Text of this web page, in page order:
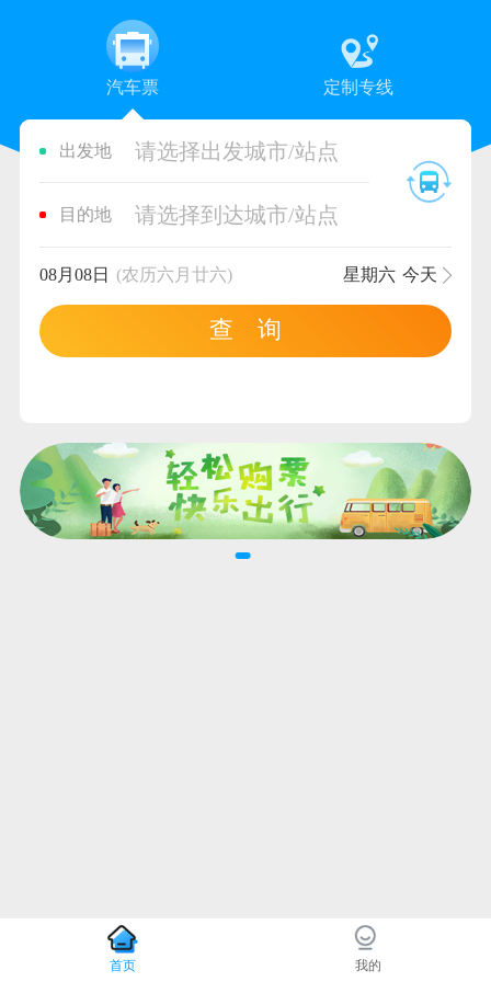
汽车票 定制专线
出发地 请选择出发城市/站点
目的地 请选择到达城市/站点
08月08日 (农历六月廿六) 星期六 今天
查 询
首页 我的